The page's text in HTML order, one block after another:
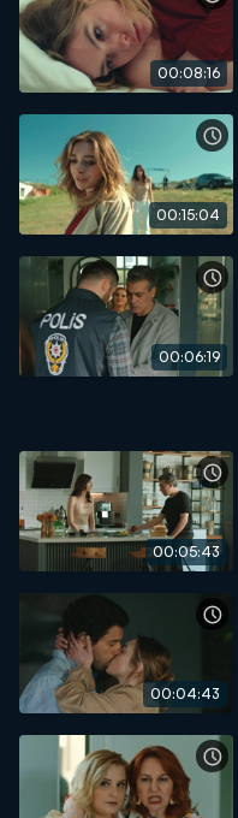
00:08:16
00:15:04
00:06:19
00:05:43
00:04:43